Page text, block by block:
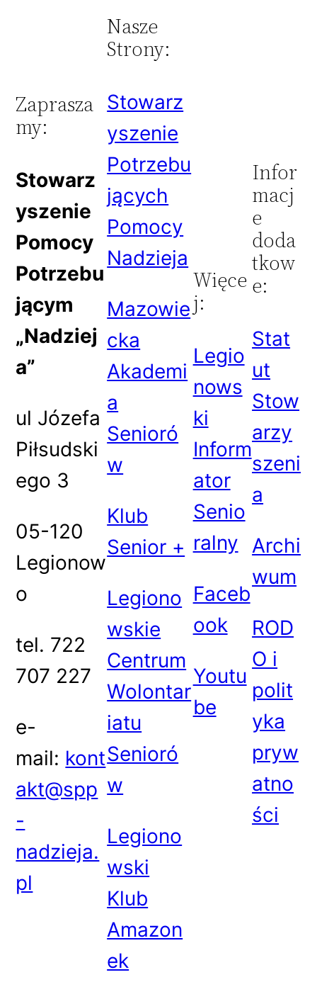
Zaprasza
my:
Stowarz
yszenie
Pomocy
Potrzebu
jącym
„Nadziej
a”
ul Józefa
Piłsudski
ego 3
05-120
Legionow
o
tel. 722
707 227
e-
mail: kont
akt@spp
-
nadzieja.
pl
Nasze
Strony:
Stowarz
yszenie
Potrzebu
jących
Pomocy
Nadzieja
Mazowie
cka
Akademi
a
Senioró
w
Klub
Senior +
Legiono
wskie
Centrum
Wolontar
iatu
Senioró
w
Legiono
wski
Klub
Amazon
ek
Więce
j:
Legio
nows
ki
Inform
ator
Senio
ralny
Faceb
ook
Youtu
be
Infor
macj
e
doda
tkow
e:
Stat
ut
Stow
arzy
szeni
a
Archi
wum
ROD
O i
polit
yka
pryw
atno
ści